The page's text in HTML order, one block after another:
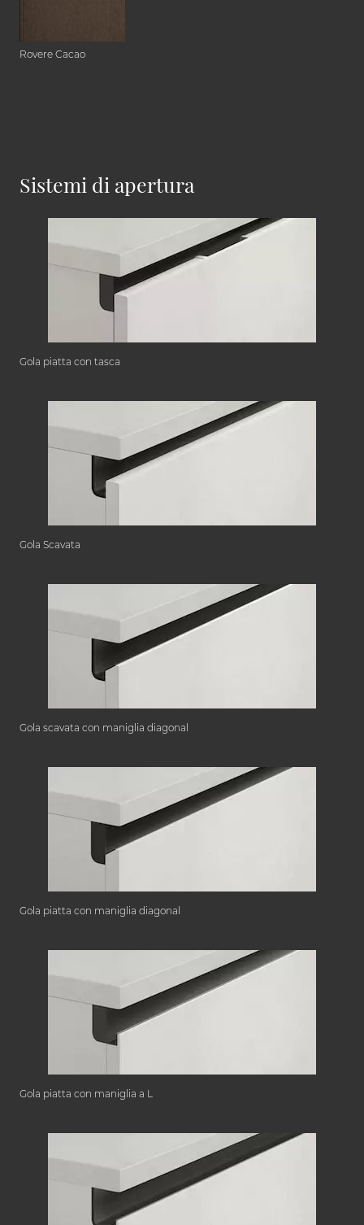
Rovere Cacao
Sistemi di apertura
Gola piatta con tasca
Gola Scavata
Gola scavata con maniglia diagonal
Gola piatta con maniglia diagonal
Gola piatta con maniglia a L